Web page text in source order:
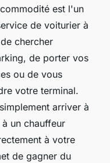
est l'un
de voiturier à
chercher
de porter vos
ou de vous
votre terminal.
arriver à
un chauffeur
à votre
de gagner du